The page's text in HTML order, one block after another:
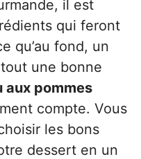
il est
qui feront
qu’au fond, un
une bonne
aux pommes
compte. Vous
les bons
dessert en un